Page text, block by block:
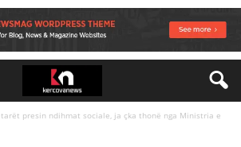
presin ndihmat sociale, ja çka thonë nga Ministria e